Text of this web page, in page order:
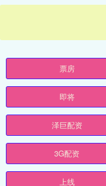
票房
即将
泽巨配资
3G配资
上线